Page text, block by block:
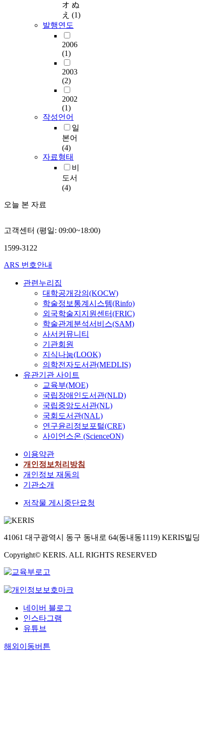
オ ぬ
え (1)
발행연도
2006
(1)
2003
(2)
2002
(1)
작성언어
일
본어
(4)
자료형태
비
도서
(4)
오늘 본 자료
고객센터 (평일: 09:00~18:00)
1599-3122
ARS 번호안내
관련누리집
대학공개강의(KOCW)
학술정보통계시스템(Rinfo)
외국학술지지원센터(FRIC)
학술관계분석서비스(SAM)
사서커뮤니티
기관회원
지식나눔(LOOK)
의학전자도서관(MEDLIS)
유관기관 사이트
교육부(MOE)
국립장애인도서관(NLD)
국립중앙도서관(NL)
국회도서관(NAL)
연구윤리정보포털(CRE)
사이언스온 (ScienceON)
이용약관
개인정보처리방침
개인정보 재동의
기관소개
저작물 게시중단요청
41061 대구광역시 동구 동내로 64(동내동1119) KERIS빌딩
Copyright© KERIS. ALL RIGHTS RESERVED
네이버 블로그
인스타그램
유튜브
해외이동버튼